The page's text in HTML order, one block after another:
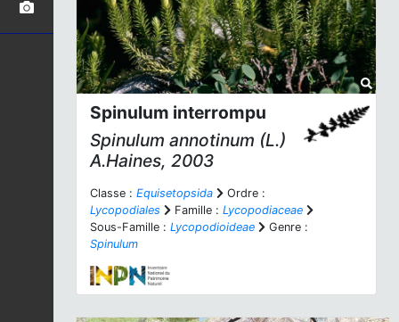
Spinulum interrompu
Spinulum annotinum (L.)
A.Haines, 2003
Classe : Equisetopsida
Ordre :
Lycopodiales
Famille : Lycopodiaceae
Sous-Famille : Lycopodioideae
Genre :
Spinulum